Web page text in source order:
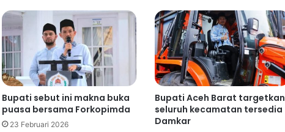
Bupati sebut ini makna buka
puasa bersama Forkopimda
23 Februari 2026
Bupati Aceh Barat targetkan
seluruh kecamatan tersedia
Damkar